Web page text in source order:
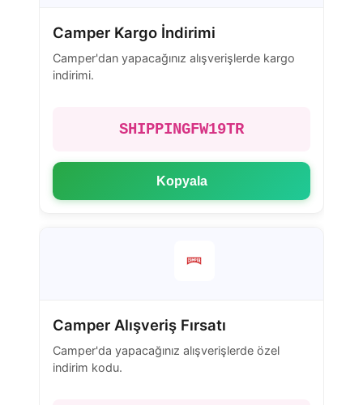
Camper Kargo İndirimi
Camper'dan yapacağınız alışverişlerde kargo
indirimi.
SHIPPINGFW19TR
Kopyala
Camper Alışveriş Fırsatı
Camper'da yapacağınız alışverişlerde özel
indirim kodu.